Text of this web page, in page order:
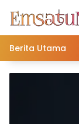
konten
Berita Utama